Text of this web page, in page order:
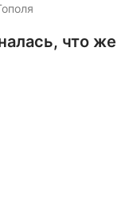
что же